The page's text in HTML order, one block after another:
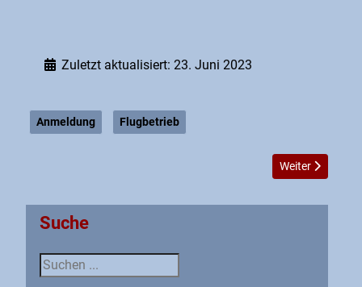
Zuletzt aktualisiert: 23. Juni 2023
Anmeldung Flugbetrieb
Nächster
Weiter
Suche
Suche